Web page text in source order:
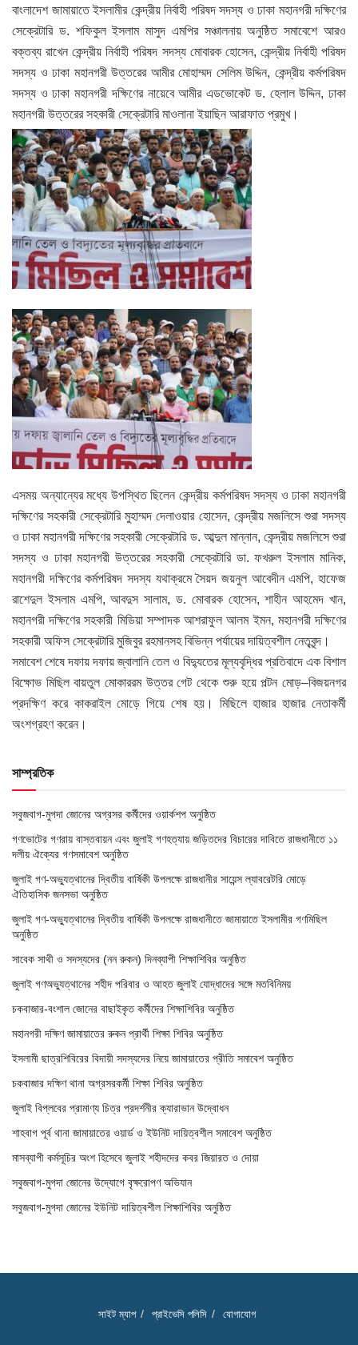
বাংলাদেশ জামায়াতে ইসলামীর কেন্দ্রীয় নির্বাহী পরিষদ সদস্য ও ঢাকা মহানগরী দক্ষিণের
সেক্রেটারি ড. শফিকুল ইসলাম মাসুদ এমপির সঞ্চালনায় অনুষ্ঠিত সমাবেশে আরও
বক্তব্য রাখেন কেন্দ্রীয় নির্বাহী পরিষদ সদস্য মোবারক হোসেন, কেন্দ্রীয় নির্বাহী পরিষদ
সদস্য ও ঢাকা মহানগরী উত্তরের আমীর মোহাম্মদ সেলিম উদ্দিন, কেন্দ্রীয় কর্মপরিষদ
সদস্য ও ঢাকা মহানগরী দক্ষিণের নায়েবে আমীর এডভোকেট ড. হেলাল উদ্দিন, ঢাকা
মহানগরী উত্তরের সহকারী সেক্রেটারি মাওলানা ইয়াছিন আরাফাত প্রমুখ।
এসময় অন্যান্যের মধ্যে উপস্থিত ছিলেন কেন্দ্রীয় কর্মপরিষদ সদস্য ও ঢাকা মহানগরী
দক্ষিণের সহকারী সেক্রেটারি মুহাম্মদ দেলাওয়ার হোসেন, কেন্দ্রীয় মজলিসে শুরা সদস্য
ও ঢাকা মহানগরী দক্ষিণের সহকারী সেক্রেটারি ড. আব্দুল মান্নান, কেন্দ্রীয় মজলিসে শুরা
সদস্য ও ঢাকা মহানগরী উত্তরের সহকারী সেক্রেটারি ডা. ফখরুল ইসলাম মানিক,
মহানগরী দক্ষিণের কর্মপরিষদ সদস্য যথাক্রমে সৈয়দ জয়নুল আবেদীন এমপি, হাফেজ
রাশেদুল ইসলাম এমপি, আবদুস সালাম, ড. মোবারক হোসেন, শাহীন আহমেদ খান,
মহানগরী দক্ষিণের সহকারী মিডিয়া সম্পাদক আশরাফুল আলম ইমন, মহানগরী দক্ষিণের
সহকারী অফিস সেক্রেটারি মুজিবুর রহমানসহ বিভিন্ন পর্যায়ের দায়িত্বশীল নেতৃবৃন্দ।
সমাবেশ শেষে দফায় দফায় জ্বালানি তেল ও বিদ্যুতের মূল্যবৃদ্ধির প্রতিবাদে এক বিশাল
বিক্ষোভ মিছিল বায়তুল মোকাররম উত্তর গেট থেকে শুরু হয়ে পল্টন মোড়–বিজয়নগর
প্রদক্ষিণ করে কাকরাইল মোড়ে গিয়ে শেষ হয়। মিছিলে হাজার হাজার নেতাকর্মী
অংশগ্রহণ করেন।
সাম্প্রতিক
সবুজবাগ-মুগদা জোনের অগ্রসর কর্মীদের ওয়ার্কশপ অনুষ্ঠিত
গণভোটের গণরায় বাস্তবায়ন এবং জুলাই গণহত্যায় জড়িতদের বিচারের দাবিতে রাজধানীতে ১১
দলীয় ঐক্যের গণসমাবেশ অনুষ্ঠিত
জুলাই গণ-অভ্যুত্থানের দ্বিতীয় বার্ষিকী উপলক্ষে রাজধানীর সায়েন্স ল্যাবরেটরি মোড়ে
ঐতিহাসিক জনসভা অনুষ্ঠিত
জুলাই গণ-অভ্যুত্থানের দ্বিতীয় বার্ষিকী উপলক্ষে রাজধানীতে জামায়াতে ইসলামীর গণমিছিল
অনুষ্ঠিত
সাবেক সাথী ও সদস্যদের (নন রুকন) দিনব্যাপী শিক্ষাশিবির অনুষ্ঠিত
জুলাই গণঅভ্যুত্থানের শহীদ পরিবার ও আহত জুলাই যোদ্ধাদের সঙ্গে মতবিনিময়
চকবাজার-বংশাল জোনের বাছাইকৃত কর্মীদের শিক্ষাশিবির অনুষ্ঠিত
মহানগরী দক্ষিণ জামায়াতের রুকন প্রার্থী শিক্ষা শিবির অনুষ্ঠিত
ইসলামী ছাত্রশিবিরের বিদায়ী সদস্যদের নিয়ে জামায়াতের প্রীতি সমাবেশ অনুষ্ঠিত
চকবাজার দক্ষিণ থানা অগ্রসরকর্মী শিক্ষা শিবির অনুষ্ঠিত
জুলাই বিপ্লবের প্রামাণ্য চিত্র প্রদর্শনীর ক্যারাভান উদ্বোধন
শাহবাগ পূর্ব থানা জামায়াতের ওয়ার্ড ও ইউনিট দায়িত্বশীল সমাবেশ অনুষ্ঠিত
মাসব্যাপী কর্মসূচির অংশ হিসেবে জুলাই শহীদদের কবর জিয়ারত ও দোয়া
সবুজবাগ-মুগদা জোনের উদ্যোগে বৃক্ষরোপণ অভিযান
সবুজবাগ-মুগদা জোনের ইউনিট দায়িত্বশীল শিক্ষাশিবির অনুষ্ঠিত
সাইট ম্যাপ প্রাইভেসি পলিসি যোগাযোগ